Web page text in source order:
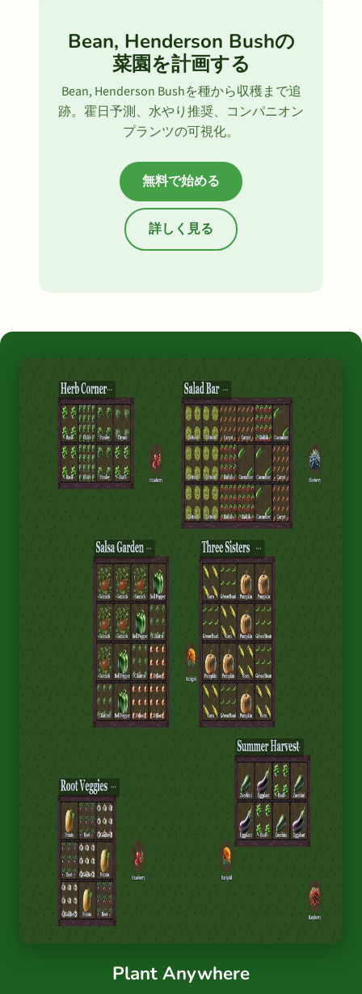
Bean, Henderson Bushの
菜園を計画する
Bean, Henderson Bushを種から収穫まで追
跡。霍日予測、水やり推奨、コンパニオン
プランツの可視化。
無料で始める
詳しく見る
Plant Anywhere